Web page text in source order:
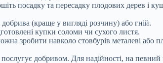
посадку та пересадку плодових дерев і
(краще у вигляді розчину) або гній.
купки соломи чи сухого листя.
зробити навколо стовбурів металеві або
добривом. Для надійності, на